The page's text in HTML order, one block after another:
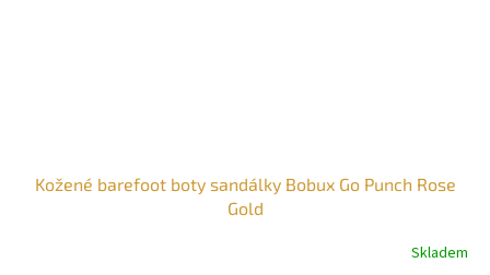
Kožené barefoot boty sandálky Bobux Go Punch Rose
Gold
Skladem